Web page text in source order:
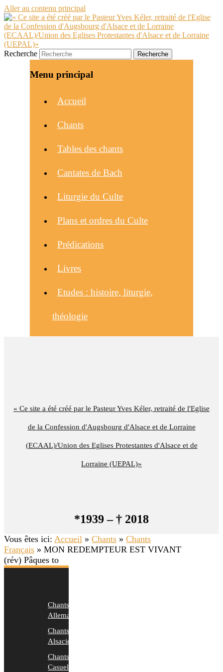
Aller au contenu principal
« Ce site a été créé par le Pasteur Yves Kéler, retraité de l'Eglise
de la Confession d'Augsbourg d'Alsace et de Lorraine
(ECAAL)/Union des Eglises Protestantes d'Alsace et de
Lorraine (UEPAL)»
*1939 – † 2018
Recherche
Menu principal
Accueil
Chants
Tables des chants
Cantates de Bach
Liturgie du Culte
Plans et ordres du Culte
Prédications
Livres
Etudes : histoire, liturgie,
théologie
Vous êtes ici: Accueil » Chants » Chants
Français » MON REDEMPTEUR EST VIVANT
(rév) Pâques to
Chants
Allemands
Chants
Alsaciens
Chants
Casuels